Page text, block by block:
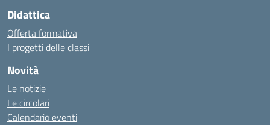
Didattica
Offerta formativa
I progetti delle classi
Novità
Le notizie
Le circolari
Calendario eventi